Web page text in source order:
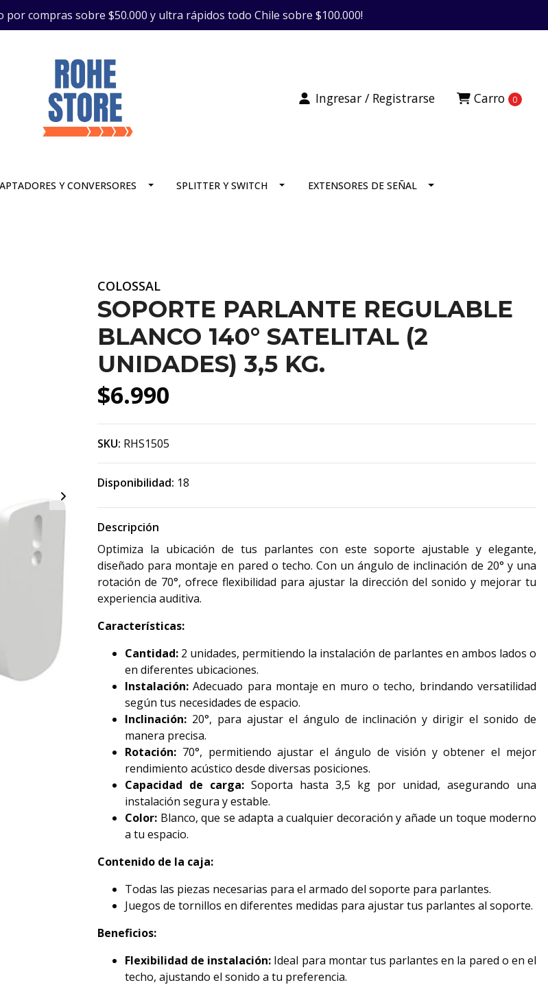
compras sobre $50.000 y ultra rápidos todo Chile sobre $100.000!
Carro 0
Ingresar / Registrarse
Y CONVERSORES SPLITTER Y SWITCH EXTENSORES DE SEÑAL
COLOSSAL
SOPORTE PARLANTE REGULABLE
BLANCO 140° SATELITAL (2
UNIDADES) 3,5 KG.
$6.990
SKU: RHS1505
Disponibilidad: 18
Descripción
Optimiza la ubicación de tus parlantes con este soporte ajustable y elegante,
diseñado para montaje en pared o techo. Con un ángulo de inclinación de 20° y una
rotación de 70°, ofrece flexibilidad para ajustar la dirección del sonido y mejorar tu
experiencia auditiva.
Características:
Cantidad: 2 unidades, permitiendo la instalación de parlantes en ambos lados o
en diferentes ubicaciones.
Instalación: Adecuado para montaje en muro o techo, brindando versatilidad
según tus necesidades de espacio.
Inclinación: 20°, para ajustar el ángulo de inclinación y dirigir el sonido de
manera precisa.
Rotación: 70°, permitiendo ajustar el ángulo de visión y obtener el mejor
rendimiento acústico desde diversas posiciones.
Capacidad de carga: Soporta hasta 3,5 kg por unidad, asegurando una
instalación segura y estable.
Color: Blanco, que se adapta a cualquier decoración y añade un toque moderno
a tu espacio.
Contenido de la caja:
Todas las piezas necesarias para el armado del soporte para parlantes.
Juegos de tornillos en diferentes medidas para ajustar tus parlantes al soporte.
Beneficios:
Flexibilidad de instalación: Ideal para montar tus parlantes en la pared o en el
techo, ajustando el sonido a tu preferencia.